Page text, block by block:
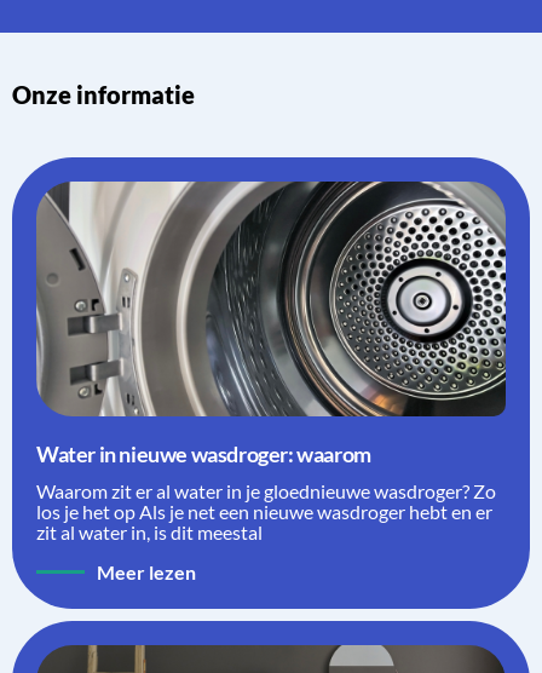
Onze informatie
Water in nieuwe wasdroger: waarom
Waarom zit er al water in je gloednieuwe wasdroger? Zo
los je het op Als je net een nieuwe wasdroger hebt en er
zit al water in, is dit meestal
Meer lezen